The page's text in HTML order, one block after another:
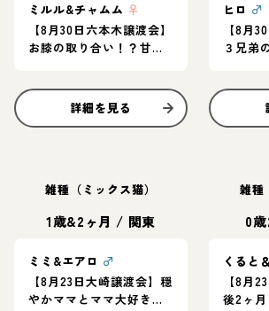
ミルル&チャムム ♀
【8月30日六本木譲渡会】
お膝の取り合い！？甘え
詳細を見る
ヒロ ♂
【8月
３兄弟
雑種（ミックス猫）
1歳&2ヶ月 / 関東
ミミ&エアロ ♂
【8月23日大崎譲渡会】穏
やかママとママ大好きな
雑種
0
くると
【8月
後2ヶ